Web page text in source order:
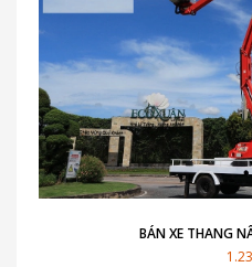
BÁN XE THANG